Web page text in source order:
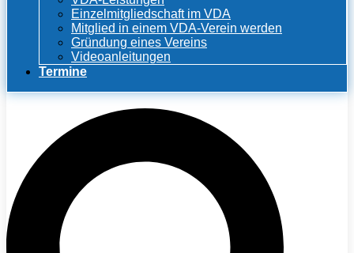
Einzelmitgliedschaft im VDA
Mitglied in einem VDA-Verein werden
Gründung eines Vereins
Videoanleitungen
Termine